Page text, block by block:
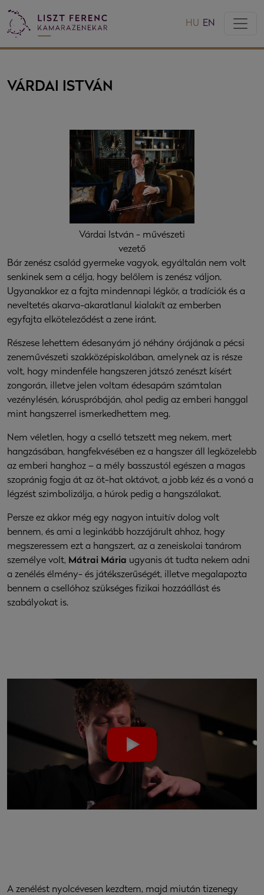
HU EN
VÁRDAI ISTVÁN
Várdai István - művészeti
vezető
Bár zenész család gyermeke vagyok, egyáltalán nem volt
senkinek sem a célja, hogy belőlem is zenész váljon.
Ugyanakkor ez a fajta mindennapi légkör, a tradíciók és a
neveltetés akarva-akaratlanul kialakít az emberben
egyfajta elköteleződést a zene iránt.
Részese lehettem édesanyám jó néhány órájának a pécsi
zeneművészeti szakközépiskolában, amelynek az is része
volt, hogy mindenféle hangszeren játszó zenészt kísért
zongorán, illetve jelen voltam édesapám számtalan
vezénylésén, kóruspróbáján, ahol pedig az emberi hanggal
mint hangszerrel ismerkedhettem meg.
Nem véletlen, hogy a cselló tetszett meg nekem, mert
hangzásában, hangfekvésében ez a hangszer áll legközelebb
az emberi hanghoz – a mély basszustól egészen a magas
szopránig fogja át az öt-hat oktávot, a jobb kéz és a vonó a
légzést szimbolizálja, a húrok pedig a hangszálakat.
Persze ez akkor még egy nagyon intuitív dolog volt
bennem, és ami a leginkább hozzájárult ahhoz, hogy
megszeressem ezt a hangszert, az a zeneiskolai tanárom
személye volt, Mátrai Mária ugyanis át tudta nekem adni
a zenélés élmény- és játékszerűségét, illetve megalapozta
bennem a csellóhoz szükséges fizikai hozzáállást és
szabályokat is.
A zenélést nyolcévesen kezdtem, majd miután tizenegy